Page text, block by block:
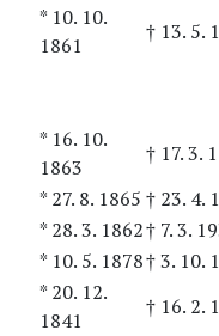
* 10. 10.
1861
† 13. 5.
* 16. 10.
1863
† 17. 3.
* 27. 8. 1865 † 23. 4.
* 28. 3. 1862† 7. 3.
* 10. 5. 1878† 3. 10.
* 20. 12.
1841
† 16. 2.